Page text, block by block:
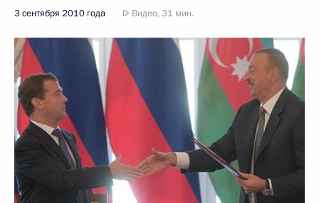
3 сентября 2010 года Видео, 31 мин.